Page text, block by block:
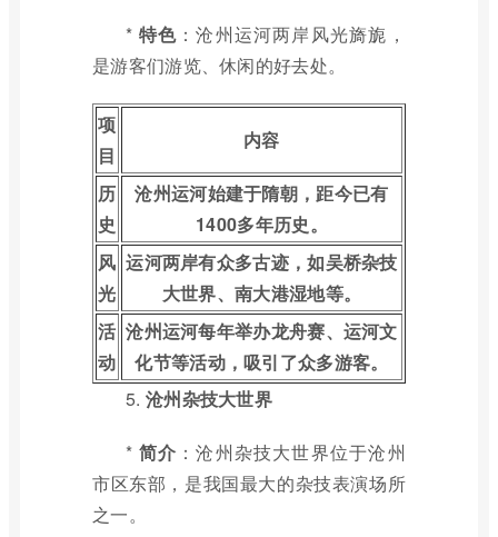
* 特色 ：沧州运河两岸风光旖旎，
是游客们游览、休闲的好去处。
项
目
内容
历
史
沧州运河始建于隋朝，距今已有
1400多年历史。
风
光
运河两岸有众多古迹，如吴桥杂技
大世界、南大港湿地等。
活
动
沧州运河每年举办龙舟赛、运河文
化节等活动，吸引了众多游客。
5. 沧州杂技大世界
* 简介 ：沧州杂技大世界位于沧州
市区东部，是我国最大的杂技表演场所
之一。